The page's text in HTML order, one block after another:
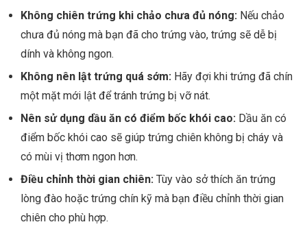
Không chiên trứng khi chảo chưa đủ nóng: Nếu chảo
chưa đủ nóng mà bạn đã cho trứng vào, trứng sẽ dễ bị
dính và không ngon.
Không nên lật trứng quá sớm: Hãy đợi khi trứng đã chín
một mặt mới lật để tránh trứng bị vỡ nát.
Nên sử dụng dầu ăn có điểm bốc khói cao: Dầu ăn có
điểm bốc khói cao sẽ giúp trứng chiên không bị cháy và
có mùi vị thơm ngon hơn.
Điều chỉnh thời gian chiên: Tùy vào sở thích ăn trứng
lòng đào hoặc trứng chín kỹ mà bạn điều chỉnh thời gian
chiên cho phù hợp.